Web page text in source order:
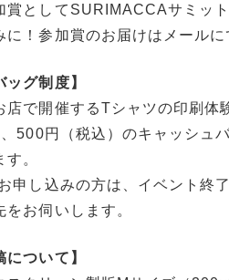
賞としてSURIMACCAサミッ
に！参加賞のお届けはメールに
ッグ制度】
店で開催するTシャツの印刷体
500円（税込）のキャッシュ
。
申し込みの方は、イベント終
お伺いします。
について】